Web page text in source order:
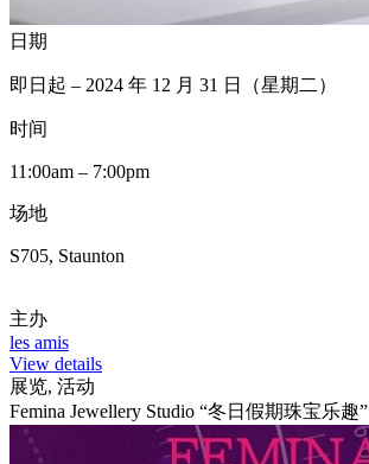
日期
即日起 – 2024 年 12 月 31 日（星期二）
时间
11:00am – 7:00pm
场地
S705, Staunton
主办
les amis
View details
展览, 活动
Femina Jewellery Studio “冬日假期珠宝乐趣”